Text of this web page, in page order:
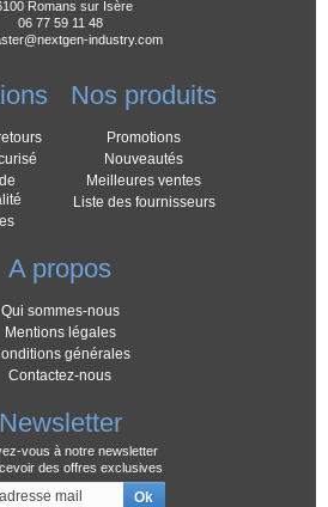
Romans sur Isère
06 77 59 11 48
industry.com
Nos produits
Promotions
Nouveautés
Meilleures ventes
Liste des fournisseurs
A propos
Qui sommes-nous
Mentions légales
générales
Contactez-nous
Newsletter
vous à notre newsletter
des offres exclusives